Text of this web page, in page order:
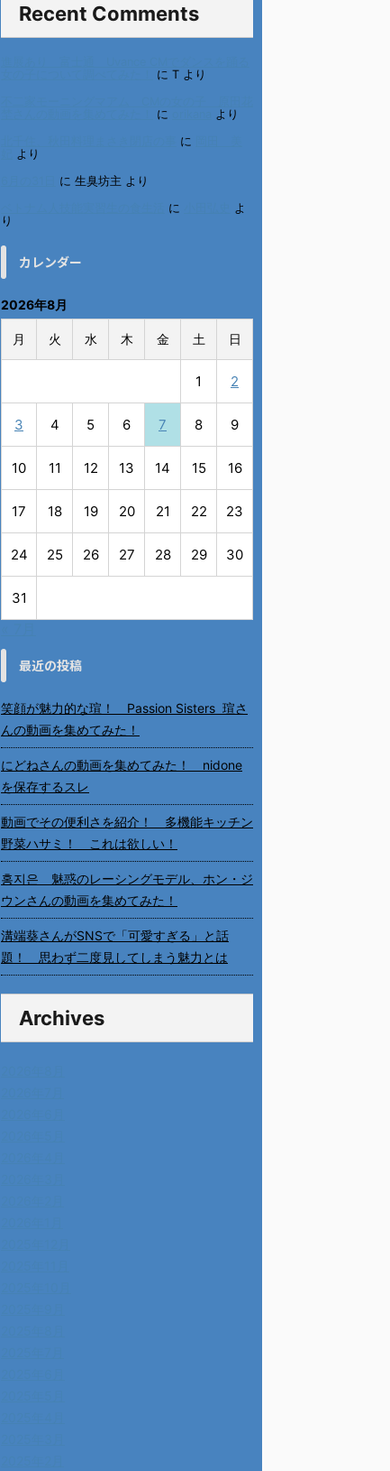
Recent Comments
に T より
に
より
に
より
に 生臭坊主 より
に
よ
り
カレンダー
2026年8月
月 火 水 木 金 土 日
1 2
3 4 5 6 7 8 9
10 11 12 13 14 15 16
17 18 19 20 21 22 23
24 25 26 27 28 29 30
31
最近の投稿
笑顔が魅力的な瑄！ Passion Sisters 瑄さ
んの動画を集めてみた！
にどねさんの動画を集めてみた！ nidone
を保存するスレ
動画でその便利さを紹介！ 多機能キッチン
野菜ハサミ！ これは欲しい！
홍지은 魅惑のレーシングモデル、ホン・ジ
ウンさんの動画を集めてみた！
溝端葵さんがSNSで「可愛すぎる」と話
題！ 思わず二度見してしまう魅力とは
Archives